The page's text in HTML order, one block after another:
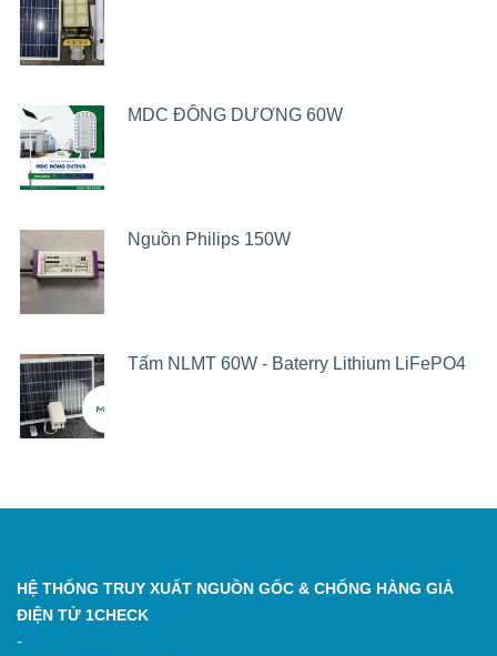
MDC ĐÔNG DƯƠNG 60W
Nguồn Philips 150W
Tấm NLMT 60W - Baterry Lithium LiFePO4
HỆ THỐNG TRUY XUẤT NGUỒN GỐC & CHỐNG HÀNG GIẢ
ĐIỆN TỬ 1CHECK
-